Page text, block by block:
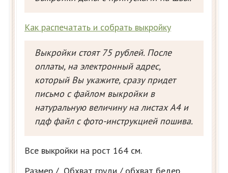
Как распечатать и собрать выкройку
Выкройки стоят 75 рублей. После
оплаты, на электронный адрес,
который Вы укажите, сразу придет
письмо с файлом выкройки в
натуральную величину на листах А4 и
пдф файл с фото-инструкцией пошива.
Все выкройки на рост 164 см.
Размер / Обхват груди / обхват бедер